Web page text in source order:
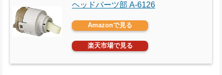
ヘッドパーツ部 A-6126
Amazonで見る
楽天市場で見る